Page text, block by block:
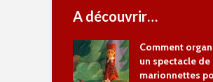
A découvrir…
Comment
un spectacle de
marionnettes